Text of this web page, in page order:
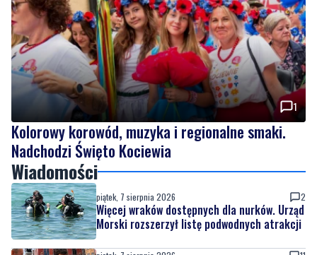
1
Kolorowy korowód, muzyka i regionalne smaki.
Nadchodzi Święto Kociewia
Wiadomości
piątek, 7 sierpnia 2026
Więcej wraków dostępnych dla nurków. Urząd
Morski rozszerzył listę podwodnych atrakcji
piątek, 7 sierpnia 2026 11
Tusk: "Polska ma nowego zawodnika".
Premier spotkał się z amerykańskim
aktorem